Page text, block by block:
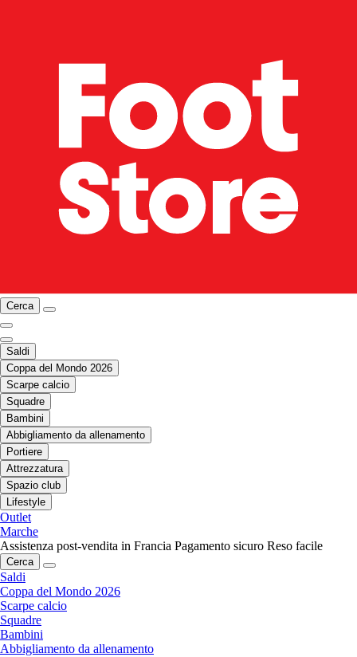
Cerca
Saldi
Coppa del Mondo 2026
Scarpe calcio
Squadre
Bambini
Abbigliamento da allenamento
Portiere
Attrezzatura
Spazio club
Lifestyle
Outlet
Marche
Assistenza post-vendita in Francia Pagamento sicuro Reso facile
Cerca
Saldi
Coppa del Mondo 2026
Scarpe calcio
Squadre
Bambini
Abbigliamento da allenamento